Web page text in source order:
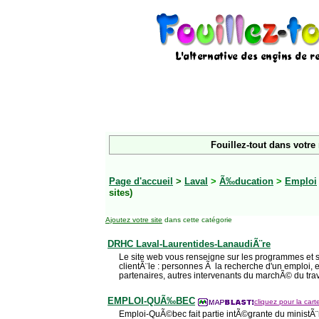
Fouillez-tout dans votre
Page d'accueil > Laval > Ã‰ducation > Emploi
sites)
Ajoutez votre site dans cette catégorie
DRHC Laval-Laurentides-LanaudiÃ¨re
Le site web vous renseigne sur les programmes et
clientÃ¨le : personnes Ã la recherche d'un emploi,
partenaires, autres intervenants du marchÃ© du
EMPLOI-QUÃ‰BEC cliquez pour la
Emploi-QuÃ©bec fait partie intÃ©grante du